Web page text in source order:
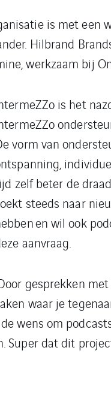
is met
Hilbrand
werkzaam bij
is het
vorm van
zelf beter de
steeds naar
en wil ook
aanvraag.
gesprekken
waar je
wens om
Super dat dit